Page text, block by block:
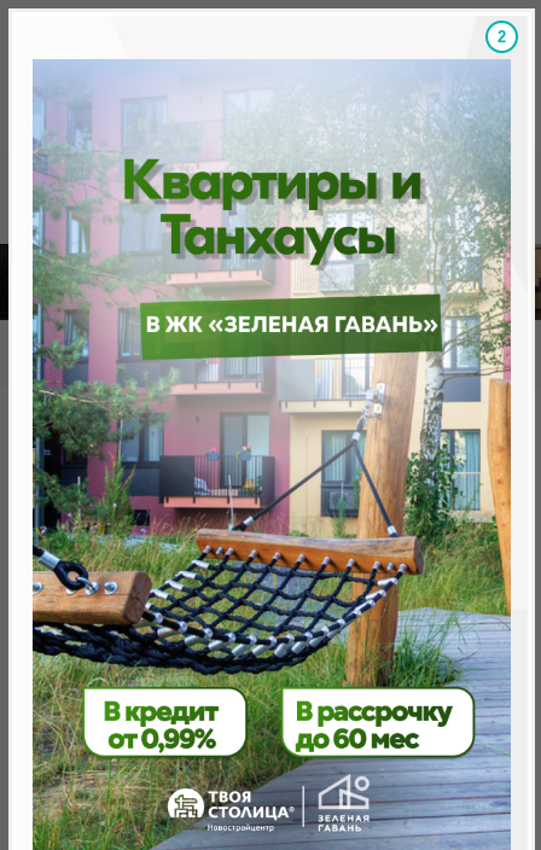
Скидки на новостройки, бонусы Готовые
Главная База новостроек Минска «Минск Мир»
26.4 "Марракеш" квартал "Африка"
26.4 "Марракеш" квартал
"Африка"
от 0 BYN (0 USD)
Минск, Октябрьский, Леонида Левина ул.
метро «Ковальская Слобода», 566 м
1